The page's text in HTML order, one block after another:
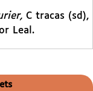
C tracas (sd),
Leal.